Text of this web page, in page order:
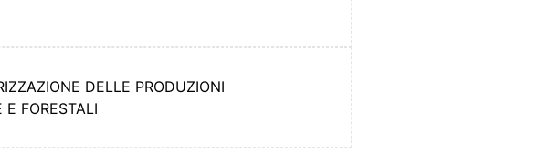
DELLE PRODUZIONI
E FORESTALI